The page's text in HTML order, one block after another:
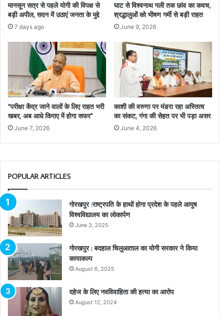
मानसून सत्र से पहले योगी की विपक्ष से
बड़ी अपील, सदन में उठाएं जनता के मुद्दे
7 days ago
घाट से विश्वनाथ गली तक छांव का कवच,
श्रद्धालुओं को भीषण गर्मी से बड़ी राहत
June 9, 2026
“परीक्षा केंद्र जाने वालों के लिए राहत भरी
खबर, अब आधे किराए में होगा सफर”
June 7, 2026
काशी की वरुणा पर मंडरा रहा अस्तित्व
का संकट, गंगा की सेहत पर भी पड़ा असर
June 4, 2026
POPULAR ARTICLES
गोरखपुर :राष्ट्रपति के हाथों होगा प्रदेश के पहले आयुष
विश्वविद्यालय का लोकार्पण
June 3, 2025
गोरखपुर : बदहाल चिलुआताल का योगी सरकार ने किया
कायाकल्प
August 6, 2025
दहेज के लिए नवविवाहिता की हत्या का आरोप
August 12, 2024